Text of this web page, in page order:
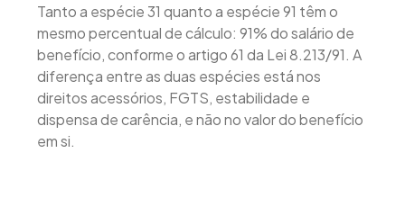
Tanto a espécie 31 quanto a espécie 91 têm o
mesmo percentual de cálculo: 91% do salário de
benefício, conforme o artigo 61 da Lei 8.213/91. A
diferença entre as duas espécies está nos
direitos acessórios, FGTS, estabilidade e
dispensa de carência, e não no valor do benefício
em si.